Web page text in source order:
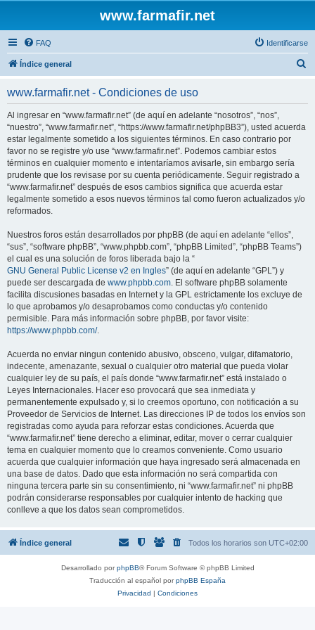
www.farmafir.net
FAQ Identificarse
Índice general
www.farmafir.net - Condiciones de uso
Al ingresar en “www.farmafir.net” (de aquí en adelante “nosotros”, “nos”,
“nuestro”, “www.farmafir.net”, “https://www.farmafir.net/phpBB3”), usted acuerda
estar legalmente sometido a los siguientes términos. En caso contrario por
favor no se registre y/o use “www.farmafir.net”. Podemos cambiar estos
términos en cualquier momento e intentaríamos avisarle, sin embargo sería
prudente que los revisase por su cuenta periódicamente. Seguir registrado a
“www.farmafir.net” después de esos cambios significa que acuerda estar
legalmente sometido a esos nuevos términos tal como fueron actualizados y/o
reformados.
Nuestros foros están desarrollados por phpBB (de aquí en adelante “ellos”,
“sus”, “software phpBB”, “www.phpbb.com”, “phpBB Limited”, “phpBB Teams”)
el cual es una solución de foros liberada bajo la “
GNU General Public License v2 en Ingles” (de aquí en adelante “GPL”) y
puede ser descargada de www.phpbb.com. El software phpBB solamente
facilita discusiones basadas en Internet y la GPL estrictamente los excluye de
lo que aprobamos y/o desaprobamos como conductas y/o contenido
permisible. Para más información sobre phpBB, por favor visite:
https://www.phpbb.com/.
Acuerda no enviar ningun contenido abusivo, obsceno, vulgar, difamatorio,
indecente, amenazante, sexual o cualquier otro material que pueda violar
cualquier ley de su país, el país donde “www.farmafir.net” está instalado o
Leyes Internacionales. Hacer eso provocará que sea inmediata y
permanentemente expulsado y, si lo creemos oportuno, con notificación a su
Proveedor de Servicios de Internet. Las direcciones IP de todos los envíos son
registradas como ayuda para reforzar estas condiciones. Acuerda que
“www.farmafir.net” tiene derecho a eliminar, editar, mover o cerrar cualquier
tema en cualquier momento que lo creamos conveniente. Como usuario
acuerda que cualquier información que haya ingresado será almacenada en
una base de datos. Dado que esta información no será compartida con
ninguna tercera parte sin su consentimiento, ni “www.farmafir.net” ni phpBB
podrán considerarse responsables por cualquier intento de hacking que
conlleve a que los datos sean comprometidos.
Índice general Todos los horarios son UTC+02:00
Desarrollado porphpBB® Forum Software © phpBB Limited
Traducción al español porphpBB España
Privacidad | Condiciones